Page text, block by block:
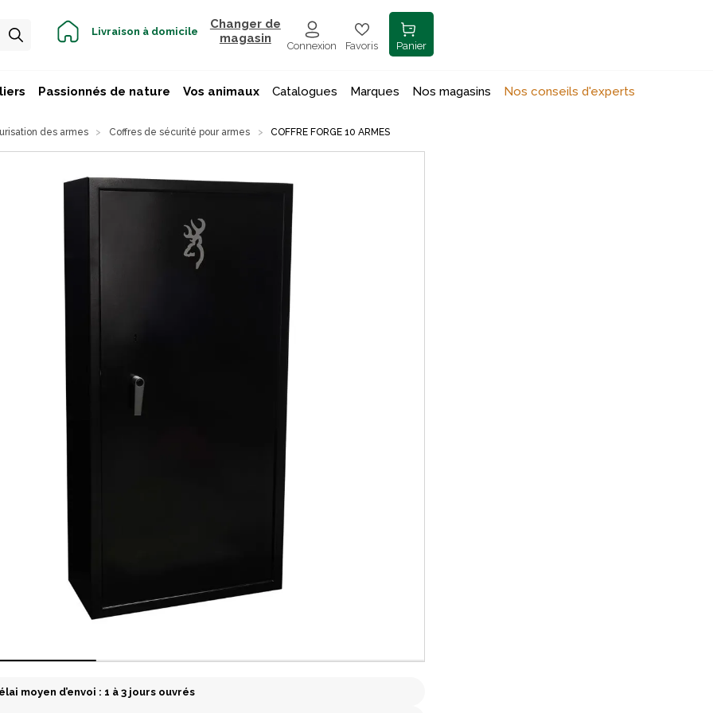
Livraison à domicile
Changer de
magasin
Connexion Favoris Panier
Passionnés de nature Vos animaux Catalogues Marques Nos magasins Nos conseils d'experts
des armes Coffres de sécurité pour armes COFFRE FORGE 10 ARMES
moyen d’envoi : 1 à 3 jours ouvrés